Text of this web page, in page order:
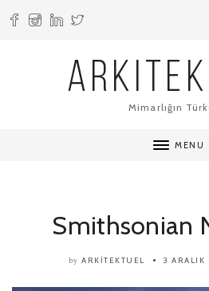
Mimarlığın
MENU
Smithsonian
by ARKITEKTUEL 3 ARALIK